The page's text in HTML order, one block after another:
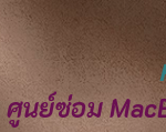
ศูนย์ซ่อม